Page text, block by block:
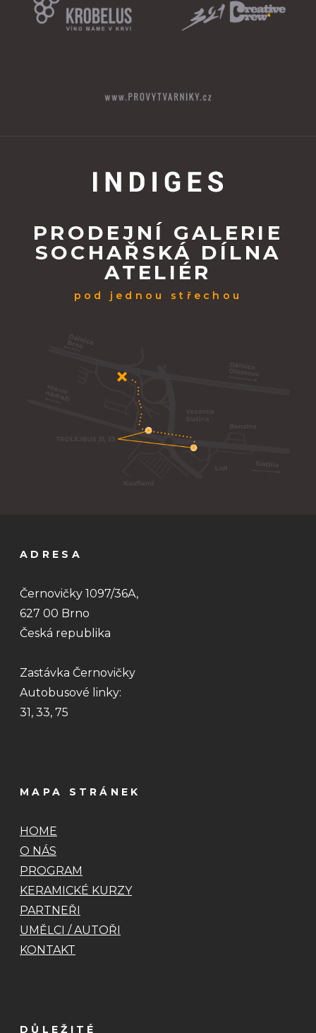
PRODEJNÍ GALERIE
SOCHAŘSKÁ DÍLNA
ATELIÉR
pod jednou střechou
ADRESA
Černovičky 1097/36A,
627 00 Brno
Česká republika
Zastávka Černovičky
Autobusové linky:
31, 33, 75
MAPA STRÁNEK
HOME
O NÁS
PROGRAM
KERAMICKÉ KURZY
PARTNEŘI
UMĚLCI / AUTOŘI
KONTAKT
DŮLEŽITÉ